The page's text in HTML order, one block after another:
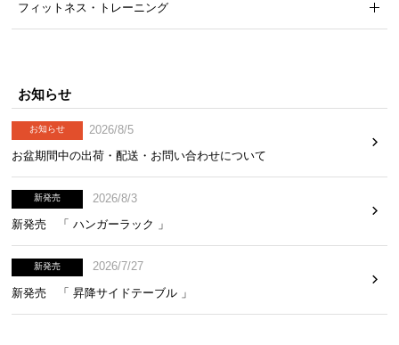
ワークスペースの拡張に
お部屋の収納・ワークスペースの拡張に加え、対面
スタイルでオフィスにも。
フィットネス・トレーニング
お知らせ
お知らせ
2026/8/5
お盆期間中の出荷・配送・お問い合わせについて
新発売
2026/8/3
新発売 「 ハンガーラック 」
新発売
2026/7/27
新発売 「 昇降サイドテーブル 」